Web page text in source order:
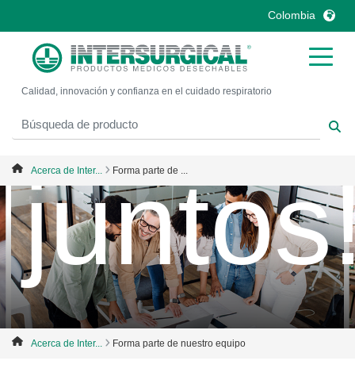
Colombia
United Kingdom
United States
Australia
Belgique, Français
Canada, English
Canada, Français
China
Colombia
Denmark
Mexico
Nederlands
Norway
Portugal
Russia
Calidad, innovación y confianza en el cuidado respiratorio
Acerca de Inter... Forma parte de ...
Acerca de Inter... Forma parte de nuestro equipo